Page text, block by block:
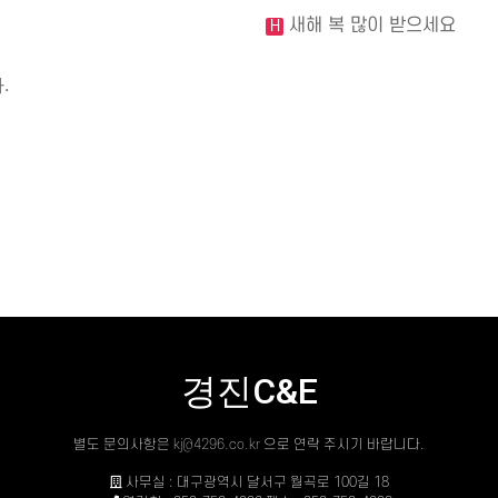
H 새해 복 많이 받으세요
경진C&E
별도 문의사항은 kj@4296.co.kr 으로 연락 주시기 바랍니다.
사무실 : 대구광역시 달서구 월곡로 100길 18